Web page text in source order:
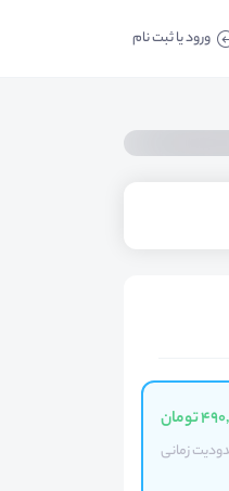
ورود یا ثبت نام
تومان
زمانی